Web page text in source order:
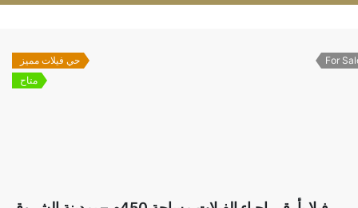
حي فيلات مميز
متاح
For